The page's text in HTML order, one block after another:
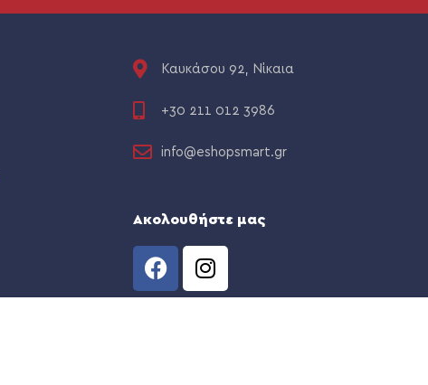
Καυκάσου 92, Νίκαια
+30 211 012 3986
info@eshopsmart.gr
Ακολουθήστε μας